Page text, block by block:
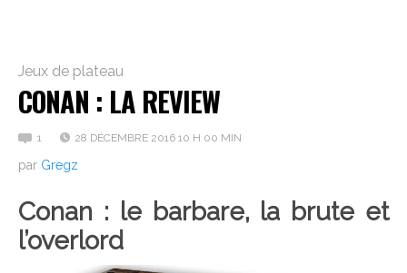
Jeux de plateau
CONAN : LA REVIEW
1 28 DÉCEMBRE 2016 10 H 00 MIN
par Gregz
Conan : le barbare, la brute et
l’overlord